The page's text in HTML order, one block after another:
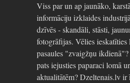
Viss par un ap jaunāko,
informāciju izklaides
dzīvēs - skandāli, stāsti,
fotogrāfijas. Vēlies ieskatīties
pasaules "zvaigžņu
pats iejusties paparaci lomā
aktualitātēm? Dzeltenais.lv ir